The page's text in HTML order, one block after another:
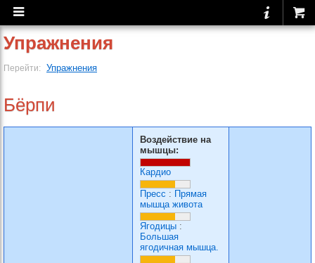
Упражнения
Перейти: Упражнения
Бёрпи
Воздействие на
мышцы:
Кардио
Пресс : Прямая
мышца живота
Ягодицы :
Большая
ягодичная мышца.